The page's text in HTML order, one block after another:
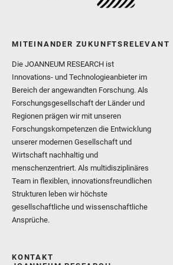
MITEINANDER ZUKUNFTSRELEVANT
Die JOANNEUM RESEARCH ist
Innovations- und Technologieanbieter im
Bereich der angewandten Forschung. Als
Forschungsgesellschaft der Länder und
Regionen prägen wir mit unseren
Forschungskompetenzen die Entwicklung
unserer modernen Gesellschaft und
Wirtschaft nachhaltig und
menschenzentriert. Als multidisziplinäres
Team in flexiblen, innovationsfreundlichen
Strukturen leben wir höchste
gesellschaftliche und wissenschaftliche
Ansprüche.
KONTAKT